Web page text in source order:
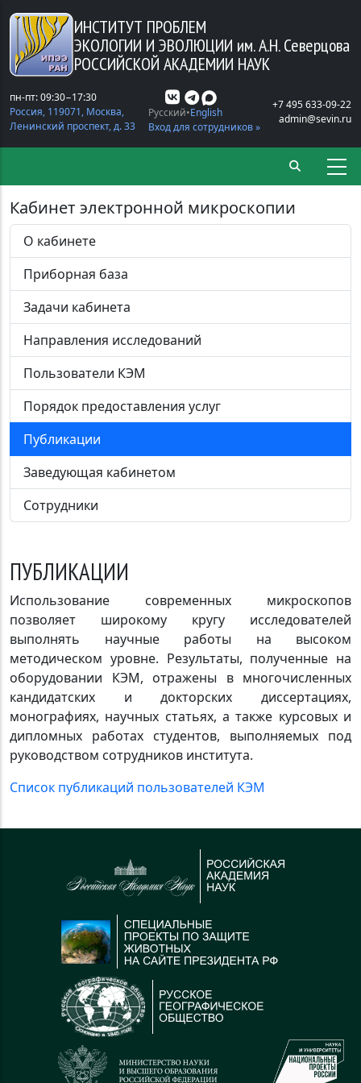
Перейти к основному содержанию
ИНСТИТУТ ПРОБЛЕМ
ЭКОЛОГИИ И ЭВОЛЮЦИИ им. А.Н. Северцова
РОССИЙСКОЙ АКАДЕМИИ НАУК
пн-пт: 09:30−17:30
Россия, 119071, Москва,
Ленинский проспект, д. 33
Русский English
Вход для сотрудников »
+7 495 633-09-22
admin@sevin.ru
Кабинет электронной микроскопии
О кабинете
Приборная база
Задачи кабинета
Направления исследований
Пользователи КЭМ
Порядок предоставления услуг
Публикации
Заведующая кабинетом
Сотрудники
ПУБЛИКАЦИИ
Использование современных микроскопов
позволяет широкому кругу исследователей
выполнять научные работы на высоком
методическом уровне. Результаты, полученные на
оборудовании КЭМ, отражены в многочисленных
кандидатских и докторских диссертациях,
монографиях, научных статьях, а также курсовых и
дипломных работах студентов, выполняемых под
руководством сотрудников института.
Список публикаций пользователей КЭМ